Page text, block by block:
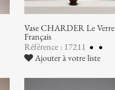
Vase CHARDER Le Verre
Français
Référence : 17211
Ajouter à votre liste